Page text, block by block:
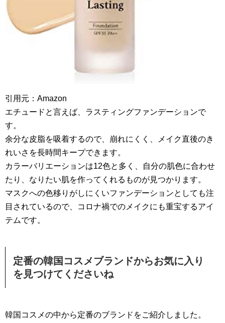
引用元：Amazon
エチュードと言えば、ラスティングファンデーションで
す。
余分な皮脂を吸着するので、崩れにくく、メイク直後のき
れいさを長時間キープできます。
カラーバリエーションは12色と多く、自分の肌色に合わせ
たり、なりたい肌を作ってくれるものが見つかります。
マスクへの色移りがしにくいファンデーションとしても注
目されているので、コロナ禍でのメイクにも重宝するアイ
テムです。
定番の韓国コスメブランドからお気に入り
を見つけてくださいね
韓国コスメの中から定番のブランドをご紹介しました。